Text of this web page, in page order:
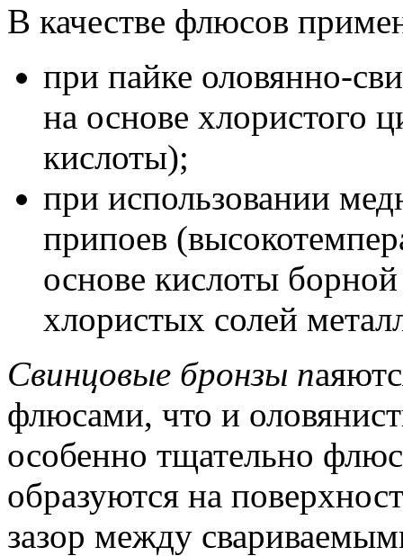
В качестве флюсов
при пайке оловянно-
на основе хлористого
кислоты);
при использовании
припоев
основе кислоты
хлористых солей
Свинцовые бронзы п
флюсами, что и
особенно тщательно
образуются на
зазор между